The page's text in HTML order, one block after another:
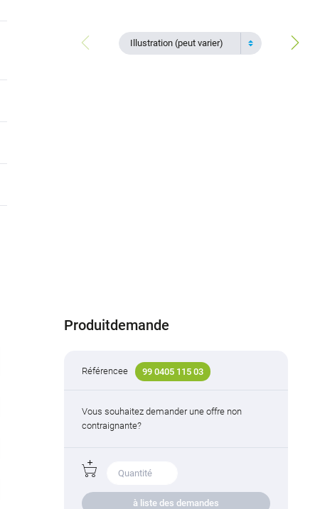
Illustration (peut varier)
Produitdemande
Référencee 99 0405 115 03
Vous souhaitez demander une offre non
contraignante?
à liste des demandes